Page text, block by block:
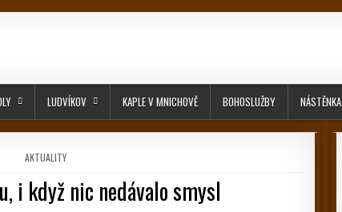
LUDVÍKOV KAPLE V MNICHOVĚ BOHOSLUŽBY NÁSTĚNKA
POSTED IN
AKTUALITY
i když nic nedávalo smysl